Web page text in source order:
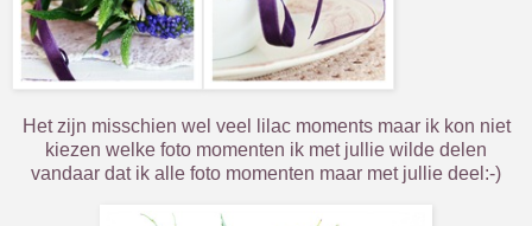
Het zijn misschien wel veel lilac moments maar ik kon niet
kiezen welke foto momenten ik met jullie wilde delen
vandaar dat ik alle foto momenten maar met jullie deel:-)